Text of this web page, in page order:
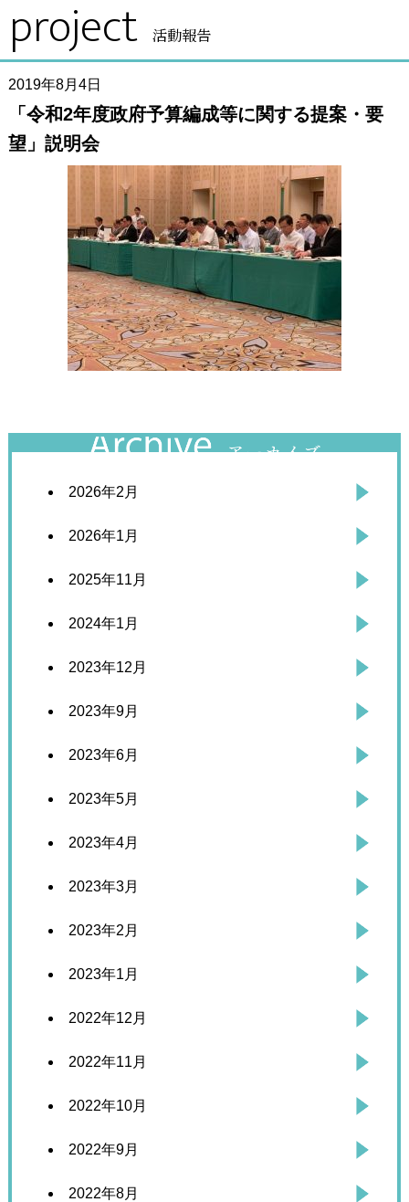
project 活動報告
2019年8月4日
「令和2年度政府予算編成等に関する提案・要
望」説明会
2026年2月
2026年1月
2025年11月
2024年1月
2023年12月
2023年9月
2023年6月
2023年5月
2023年4月
2023年3月
2023年2月
2023年1月
2022年12月
2022年11月
2022年10月
2022年9月
2022年8月